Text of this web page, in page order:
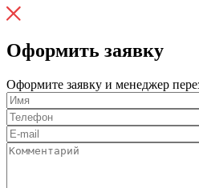
Оформить заявку
Оформите заявку и менеджер